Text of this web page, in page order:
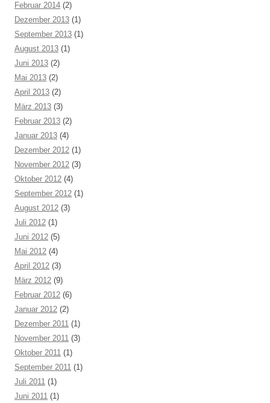
Februar 2014 (2)
Dezember 2013 (1)
September 2013 (1)
August 2013 (1)
Juni 2013 (2)
Mai 2013 (2)
April 2013 (2)
März 2013 (3)
Februar 2013 (2)
Januar 2013 (4)
Dezember 2012 (1)
November 2012 (3)
Oktober 2012 (4)
September 2012 (1)
August 2012 (3)
Juli 2012 (1)
Juni 2012 (5)
Mai 2012 (4)
April 2012 (3)
März 2012 (9)
Februar 2012 (6)
Januar 2012 (2)
Dezember 2011 (1)
November 2011 (3)
Oktober 2011 (1)
September 2011 (1)
Juli 2011 (1)
Juni 2011 (1)